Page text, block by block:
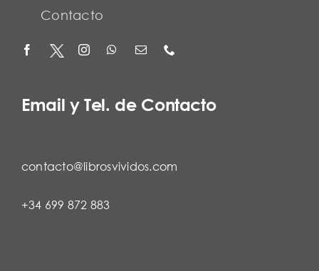
Contacto
Email y Tel. de Contacto
contacto@librosvividos.com
+34 699 872 883